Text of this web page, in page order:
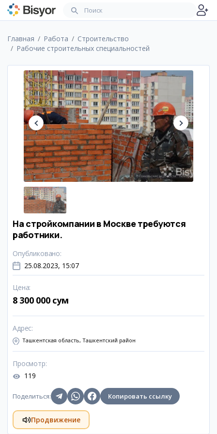
Главная Работа
Строительство
Рабочие строительных специальностей
На стройкомпании в Москве требуются
работники.
Опубликовано:
25.08.2023, 15:07
Цена:
8 300 000 сум
Адрес:
Ташкентская область, Ташкентский район
Просмотр:
119
Поделиться: Копировать ссылку
Продвижение